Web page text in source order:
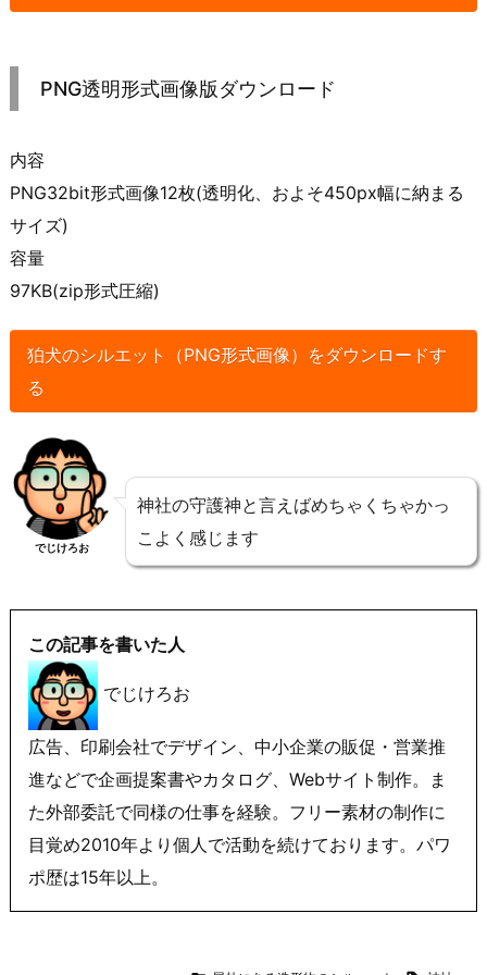
PNG透明形式画像版ダウンロード
内容
PNG32bit形式画像12枚(透明化、およそ450px幅に納まる
サイズ)
容量
97KB(zip形式圧縮)
狛犬のシルエット（PNG形式画像）をダウンロードす
る
でじけろお
神社の守護神と言えばめちゃくちゃかっ
こよく感じます
この記事を書いた人
でじけろお
広告、印刷会社でデザイン、中小企業の販促・営業推
進などで企画提案書やカタログ、Webサイト制作。ま
た外部委託で同様の仕事を経験。フリー素材の制作に
目覚め2010年より個人で活動を続けております。パワ
ポ歴は15年以上。